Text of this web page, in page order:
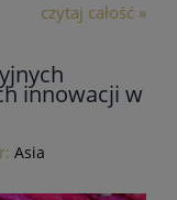
czytaj całość »
innowacji w
Asia